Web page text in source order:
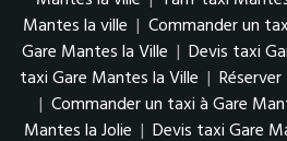
Mantes la ville | Commander un
Gare Mantes la Ville | Devis taxi
taxi Gare Mantes la Ville |
| Commander un taxi à Gare
Mantes la Jolie | Devis taxi Gare